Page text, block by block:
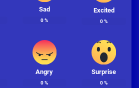
Sad
0%
Excited
0%
Angry
0%
Surprise
0%